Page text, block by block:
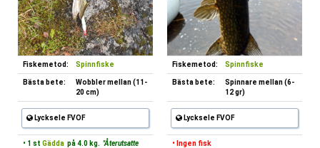
Fiskemetod: Spinnfiske
Bästa bete:
Wobbler mellan (11-
20 cm)
Lycksele FVOF
• 1 st Gädda på 4.0 kg. "Återutsatte
Fiskemetod: Spinnfiske
Bästa bete:
Spinnare mellan (6-
12 gr)
Lycksele FVOF
• Ingen fisk